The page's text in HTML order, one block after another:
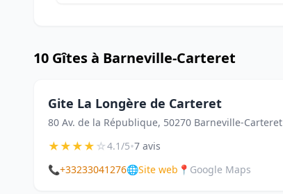
10 Gîtes à Barneville-Carteret
Gite La Longère de Carteret
80 Av. de la République, 50270 Barneville-Carteret
★★★★☆4.1/5•7 avis
📞+33233041276🌐Site web 📍 Google Maps